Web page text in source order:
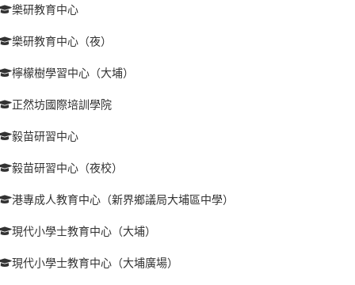
樂研教育中心
樂研教育中心（夜）
檸檬樹學習中心（大埔）
正然坊國際培訓學院
毅苗研習中心
毅苗研習中心（夜校）
港專成人教育中心（新界鄉議局大埔區中學）
現代小學士教育中心（大埔）
現代小學士教育中心（大埔廣場）